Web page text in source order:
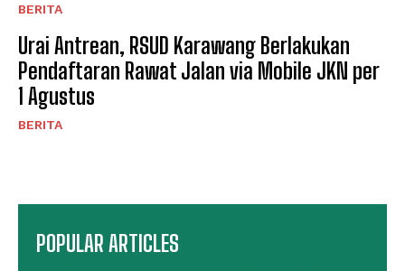
BERITA
Urai Antrean, RSUD Karawang Berlakukan
Pendaftaran Rawat Jalan via Mobile JKN per
1 Agustus
BERITA
POPULAR ARTICLES